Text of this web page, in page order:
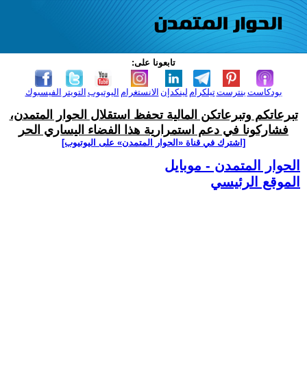
تابعونا على:
الفيسبوك التويتر اليوتيوب الانستغرام لينكدإن تيلكرامبنترست بودكاست
تبرعاتكم وتبرعاتكن المالية تحفظ استقلال الحوار المتمدن،
فشاركونا في دعم استمرارية هذا الفضاء اليساري الحر
[اشترك في قناة ‫«الحوار المتمدن» على اليوتيوب]
الحوار المتمدن - موبايل
الموقع الرئيسي